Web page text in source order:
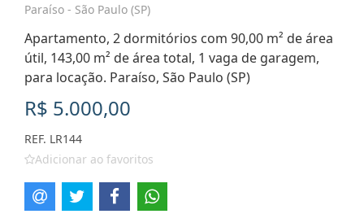
Paraíso - São Paulo (SP)
Apartamento, 2 dormitórios com 90,00 m² de área
útil, 143,00 m² de área total, 1 vaga de garagem,
para locação. Paraíso, São Paulo (SP)
R$ 5.000,00
REF. LR144
Adicionar ao favoritos